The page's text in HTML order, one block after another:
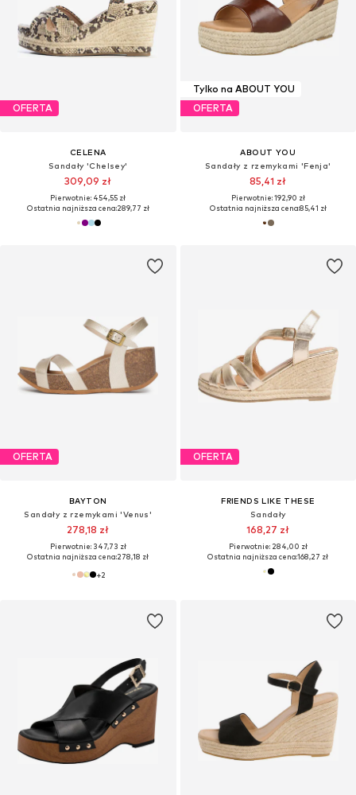
OFERTA
CELENA
Sandały 'Chelsey'
309,09 zł
Pierwotnie: 454,55 zł
Ostatnia najniższa cena:289,77 zł
Tylko na ABOUT YOU
OFERTA
ABOUT YOU
Sandały z rzemykami 'Fenja'
85,41 zł
Pierwotnie: 192,90 zł
Ostatnia najniższa cena:85,41 zł
OFERTA
BAYTON
Sandały z rzemykami 'Venus'
278,18 zł
Pierwotnie: 347,73 zł
Ostatnia najniższa cena:278,18 zł
+2
OFERTA
FRIENDS LIKE THESE
Sandały
168,27 zł
Pierwotnie: 284,00 zł
Ostatnia najniższa cena:168,27 zł